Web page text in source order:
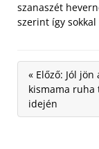
szanaszét
szerint így
« Előző: Jól jön
kismama ruha
idején